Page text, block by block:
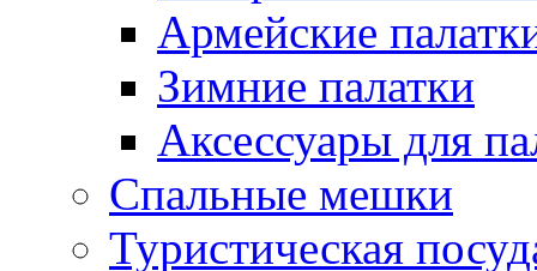
Армейские
Зимние палатки
Аксессуары для
Спальные мешки
Туристическая